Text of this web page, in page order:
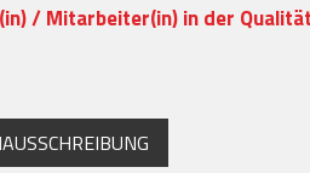
/ Mitarbeiter(in) in der